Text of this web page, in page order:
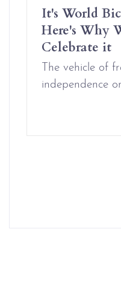
It's World
Here's Why
Celebrate it
The vehicle of
independence